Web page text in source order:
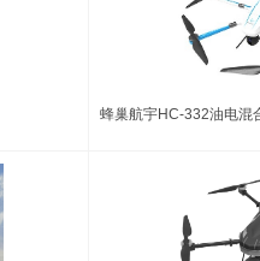
蜂巢航宇HC-332油电混